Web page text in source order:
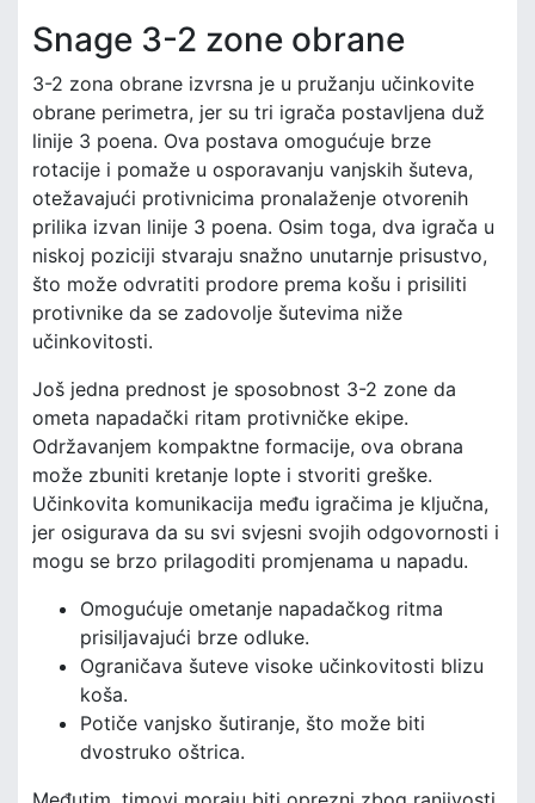
Snage 3-2 zone obrane
3-2 zona obrane izvrsna je u pružanju učinkovite
obrane perimetra, jer su tri igrača postavljena duž
linije 3 poena. Ova postava omogućuje brze
rotacije i pomaže u osporavanju vanjskih šuteva,
otežavajući protivnicima pronalaženje otvorenih
prilika izvan linije 3 poena. Osim toga, dva igrača u
niskoj poziciji stvaraju snažno unutarnje prisustvo,
što može odvratiti prodore prema košu i prisiliti
protivnike da se zadovolje šutevima niže
učinkovitosti.
Još jedna prednost je sposobnost 3-2 zone da
ometa napadački ritam protivničke ekipe.
Održavanjem kompaktne formacije, ova obrana
može zbuniti kretanje lopte i stvoriti greške.
Učinkovita komunikacija među igračima je ključna,
jer osigurava da su svi svjesni svojih odgovornosti i
mogu se brzo prilagoditi promjenama u napadu.
Omogućuje ometanje napadačkog ritma
prisiljavajući brze odluke.
Ograničava šuteve visoke učinkovitosti blizu
koša.
Potiče vanjsko šutiranje, što može biti
dvostruko oštrica.